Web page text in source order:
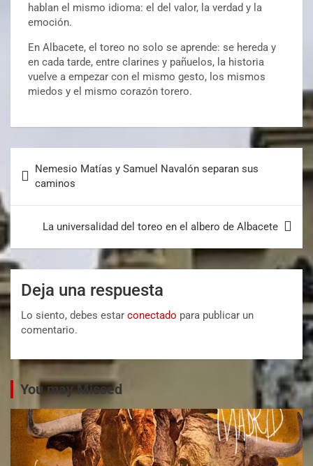
hablan el mismo idioma: el del valor, la verdad y la
emoción.
En Albacete, el toreo no solo se aprende: se hereda y
en cada tarde, entre clarines y pañuelos, la historia
vuelve a empezar con el mismo gesto, los mismos
miedos y el mismo corazón torero.
Nemesio Matías y Samuel Navalón separan sus
caminos
La universalidad del toreo en el albero de Albacete
Deja una respuesta
Lo siento, debes estar conectado para publicar un
comentario.
You may Missed